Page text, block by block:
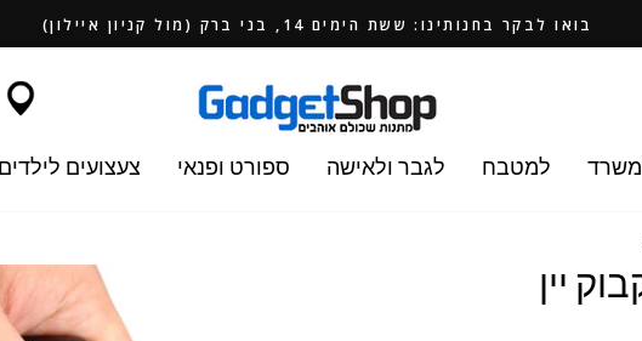
בואו לבקר בחנותינו: ששת הימים 14, בני ברק (מול קניון איילון)
למטבח לגבר ולאישה ספורט ופנאי צעצועים לילדים
יין